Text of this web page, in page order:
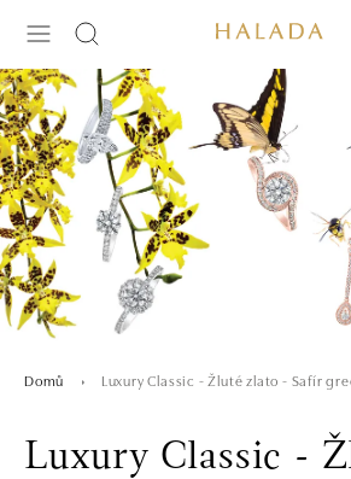
Domů Luxury Classic - Žluté zlato - Safír
Luxury Classic -